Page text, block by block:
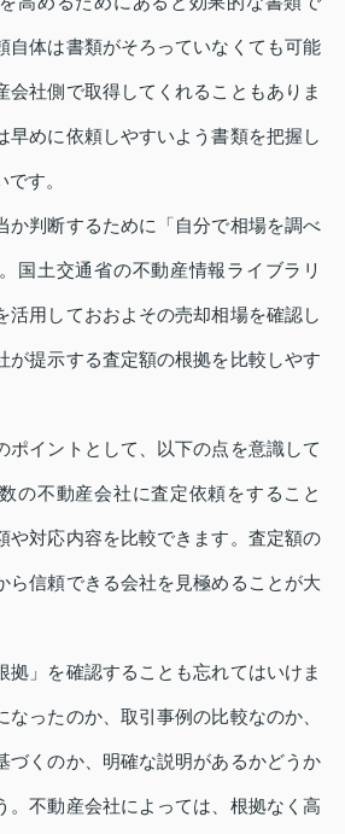
自体は書類がそろっていなくても可能
会社側で取得してくれることもありま
早めに依頼しやすいよう書類を把握し
す。
か判断するために「自分で相場を調べ
国土交通省の不動産情報ライブラリ
活用しておおよその売却相場を確認し
が提示する査定額の根拠を比較しやす
ポイントとして、以下の点を意識して
の不動産会社に査定依頼をすること
や対応内容を比較できます。査定額の
ら信頼できる会社を見極めることが大
拠」を確認することも忘れてはいけま
ったのか、取引事例の比較なのか、
づくのか、明確な説明があるかどうか
。不動産会社によっては、根拠なく高